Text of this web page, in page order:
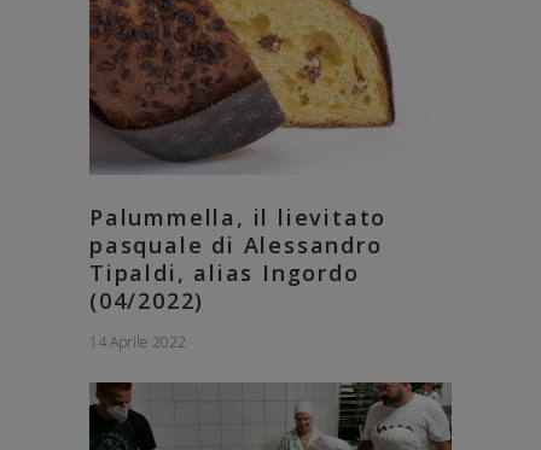
Palummella, il lievitato
pasquale di Alessandro
Tipaldi, alias Ingordo
(04/2022)
14 Aprile 2022